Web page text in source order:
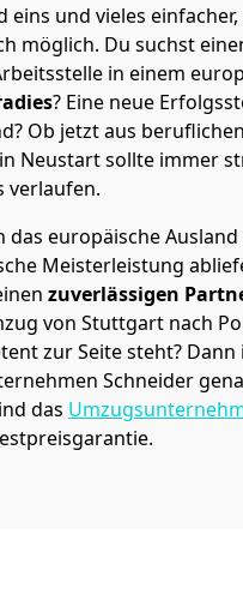
eins und vieles
möglich. Du suchst
in einem
? Eine neue
Ob jetzt aus
Neustart sollte immer
verlaufen.
das europäische
Meisterleistung
zuverlässigen
von Stuttgart nach
zur Seite steht? Dann
Schneider
das